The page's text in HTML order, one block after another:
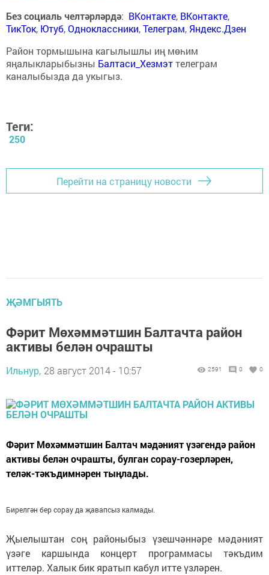
Без социаль челтәрләрдә: ВКонтакте, ВКонтакте,
ТикТок, Ютуб,Одноклассники,Телеграм, Яндекс.Дзен
Район тормышына кагылышлы иң мөһим
яңалыкларыбызны Балтаси_Хезмэттелеграм
каналыбызда да укыгыз.
Теги:
250
Перейти на страницу новости
ҖӘМГЫЯТЬ
Фәрит Мөхәммәтшин Балтачта район
активы белән очрашты
Ильнур, 28 август 2014 - 10:57 2591 0 0
Фәрит Мөхәммәтшин Балтач мәдәният үзәгендә район
активы белән очрашты, булган сорау-гозерләрен,
теләк-тәкъдимнәрен тыңлады.
Бирелгән бер сорау да җавапсыз калмады.
Җыелыштан соң районыбыз үзешчәннәре мәдәният
үзәге каршында концерт программасы тәкъдим
иттеләр. Халык бик яратып кабул итте үзләрен.